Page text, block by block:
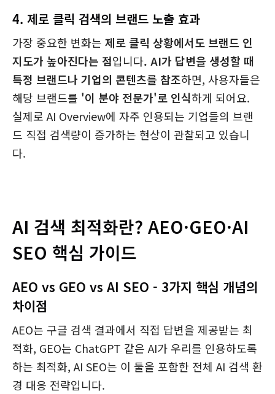
4. 제로 클릭 검색의 브랜드 노출 효과
가장 중요한 변화는 제로 클릭 상황에서도 브랜드 인
지도가 높아진다는 점입니다. AI가 답변을 생성할 때
특정 브랜드나 기업의 콘텐츠를 참조하면, 사용자들은
해당 브랜드를 '이 분야 전문가'로 인식하게 되어요.
실제로 AI Overview에 자주 인용되는 기업들의 브랜
드 직접 검색량이 증가하는 현상이 관찰되고 있습니
다.
AI 검색 최적화란? AEO·GEO·AI
SEO 핵심 가이드
AEO vs GEO vs AI SEO - 3가지 핵심 개념의
차이점
AEO는 구글 검색 결과에서 직접 답변을 제공받는 최
적화, GEO는 ChatGPT 같은 AI가 우리를 인용하도록
하는 최적화, AI SEO는 이 둘을 포함한 전체 AI 검색 환
경 대응 전략입니다.